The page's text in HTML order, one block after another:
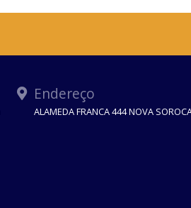
Endereço
ALAMEDA FRANCA 444 NOVA